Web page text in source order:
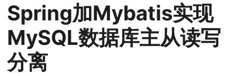
Spring加Mybatis实现
MySQL数据库主从读写
分离